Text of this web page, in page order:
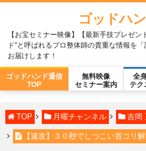
ゴッドハ
【お宝セミナー映像】【最新手技プレゼ
ド”と呼ばれるプロ整体師の貴重な情報を
お届けします！
ゴッドハンド通信
TOP
無料映像
セミナー案内
全
テク
TOP 月曜チャンネル 吉岡
【速攻】３０秒でしつこい首コリ